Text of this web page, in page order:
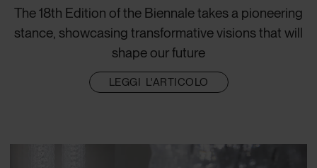
The 18th Edition of the Biennale takes a pioneering
stance, showcasing transformative visions that will
shape our future
LEGGI L'ARTICOLO